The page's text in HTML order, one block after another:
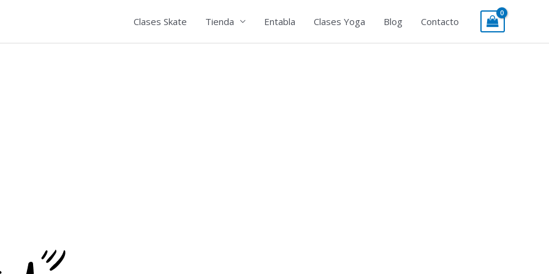
Clases Skate Tienda Entabla Clases Yoga Blog Contacto